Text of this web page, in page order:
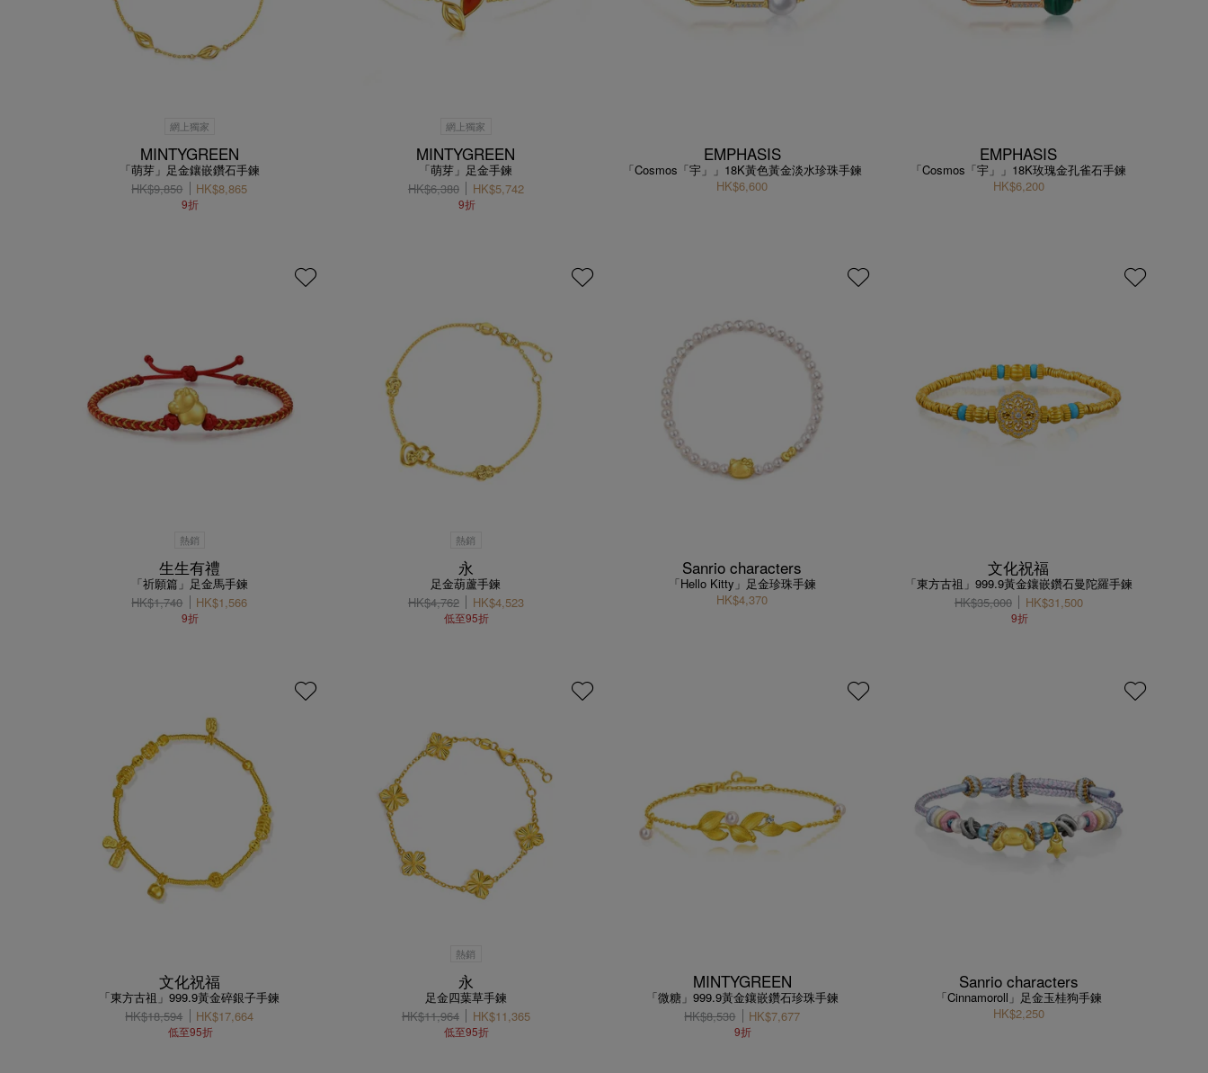
網上獨家
MINTYGREEN
「萌芽」足金鑲嵌鑽石手鍊
HK$9,850
HK$8,865
9折
網上獨家
MINTYGREEN
「萌芽」足金手鍊
HK$6,380
HK$5,742
9折
EMPHASIS
「Cosmos「宇」」18K黃色黃金淡水珍珠手鍊
HK$6,600
EMPHASIS
「Cosmos「宇」」18K玫瑰金孔雀石手鍊
HK$6,200
熱銷
生生有禮
「祈願篇」足金馬手鍊
HK$1,740
HK$1,566
9折
熱銷
永
足金葫蘆手鍊
HK$4,762
HK$4,523
低至95折
Sanrio characters
「Hello Kitty」足金珍珠手鍊
HK$4,370
文化祝福
「東方古祖」999.9黃金鑲嵌鑽石曼陀羅手鍊
HK$35,000
HK$31,500
9折
文化祝福
「東方古祖」999.9黃金碎銀子手鍊
HK$18,594
HK$17,664
低至95折
熱銷
永
足金四葉草手鍊
HK$11,964
HK$11,365
低至95折
MINTYGREEN
「微糖」999.9黃金鑲嵌鑽石珍珠手鍊
HK$8,530
HK$7,677
9折
Sanrio characters
「Cinnamoroll」足金玉桂狗手鍊
HK$2,250